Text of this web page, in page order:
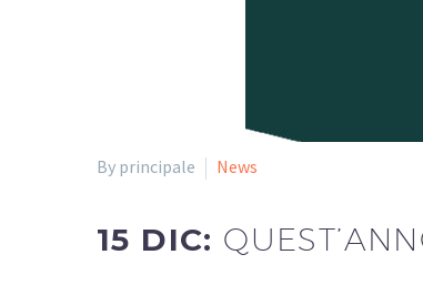
By principale News
15 DIC: